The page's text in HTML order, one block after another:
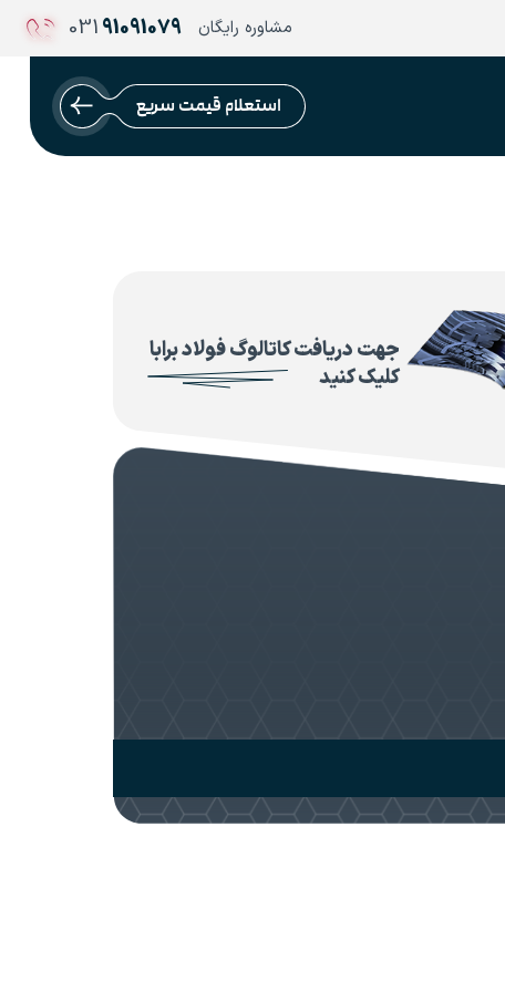
مشاوره رایگان 91091079
031
استعلام قیمت سریع
جهت دریافت کاتالوگ فولاد برابا
کلیک کنید